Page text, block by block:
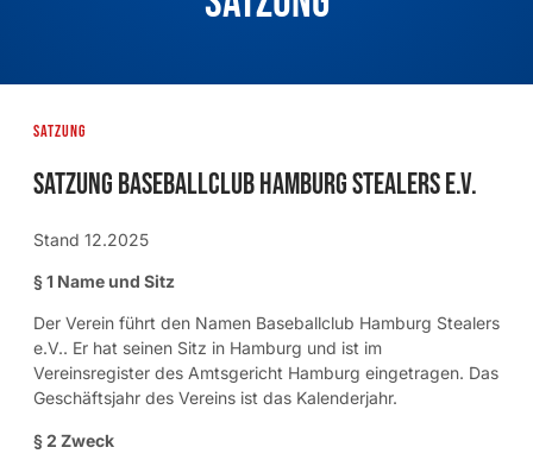
Satzung
Satzung Baseballclub Hamburg Stealers e.V.
Stand 12.2025
§ 1 Name und Sitz
Der Verein führt den Namen Baseballclub Hamburg Stealers
e.V.. Er hat seinen Sitz in Hamburg und ist im
Vereinsregister des Amtsgericht Hamburg eingetragen. Das
Geschäftsjahr des Vereins ist das Kalenderjahr.
§ 2 Zweck